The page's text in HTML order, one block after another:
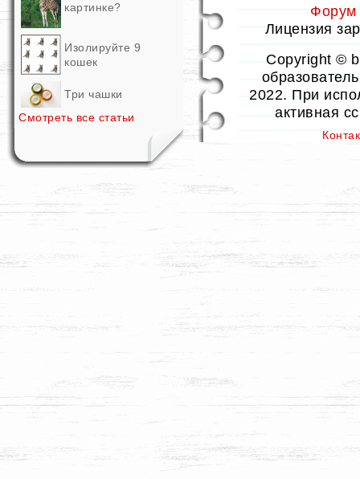
картинке?
Изолируйте 9
кошек
Три чашки
Смотреть все статьи
Форум
Лицензия
Copyright ©
2022. При
активная